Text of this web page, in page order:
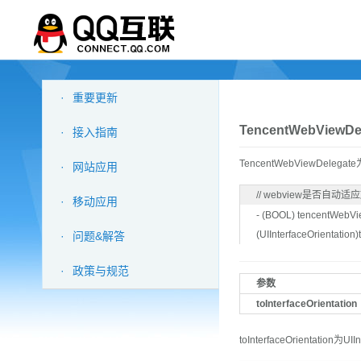
· 重要更新
· 接入指南
· 网站应用
· 移动应用
· 问题&解答
· 政策与规范
TencentWebViewDelegate
// webview是否自动适
- (BOOL)
参数
toInterfaceOrientation
toInterfaceOrientation为